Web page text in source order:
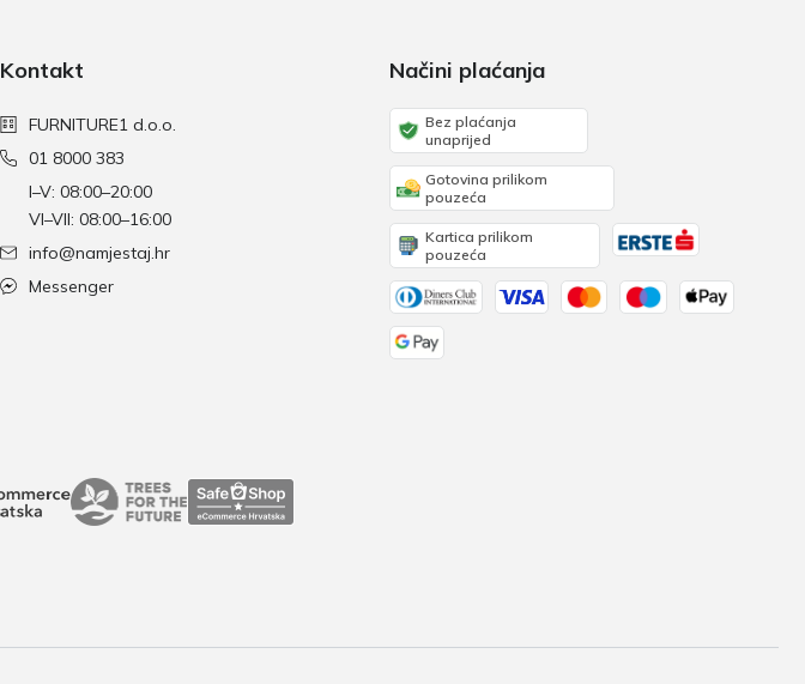
Kontakt
FURNITURE1 d.o.o.
01 8000 383
I–V: 08:00–20:00
VI–VII: 08:00–16:00
info@namjestaj.hr
Messenger
Načini plaćanja
Bez plaćanja
unaprijed
Gotovina prilikom
pouzeća
Kartica prilikom
pouzeća